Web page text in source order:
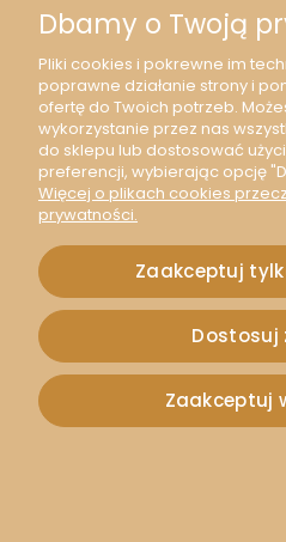
[74132] Tkanina jutowa
Dbamy o Twoją
Pliki cookies i pokrewne im
poprawne działanie strony i
ofertę do Twoich potrzeb.
wykorzystanie przez nas
do sklepu lub dostosować
preferencji, wybierając opcję
Więcej o plikach cookies
prywatności.
Zaakceptuj
Dostosuj
Zaakceptuj